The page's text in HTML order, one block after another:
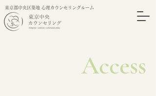
東京都中央区築地 心理カウンセリングルーム
​Access